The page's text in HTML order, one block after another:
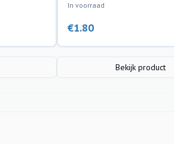
In voorraad
€1.80
Bekijk product